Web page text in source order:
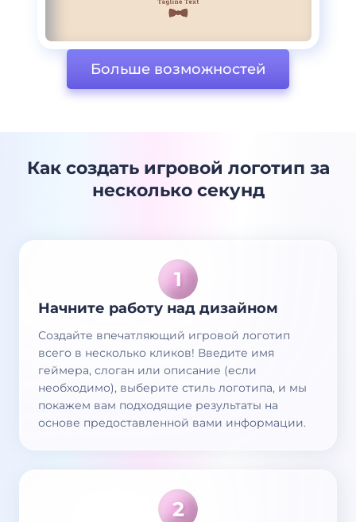
Больше возможностей
Как создать игровой логотип за
несколько секунд
Начните работу над дизайном
Создайте впечатляющий игровой логотип
всего в несколько кликов! Введите имя
геймера, слоган или описание (если
необходимо), выберите стиль логотипа, и мы
покажем вам подходящие результаты на
основе предоставленной вами информации.